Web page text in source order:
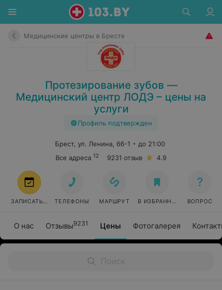
Медицинские центры в Бресте
Протезирование зубов —
Медицинский центр ЛОДЭ – цены на
услуги
Профиль подтвержден
О нас Отзывы9231 Цены Фотогалерея
Брест, ул. Ленина, 66-1
до 21:00
Все адреса 12 9231 отзыв 4.9
ЗАПИСАТЬСЯ ТЕЛЕФОНЫ МАРШРУТ В ИЗБРАННОЕ ВОПРОС